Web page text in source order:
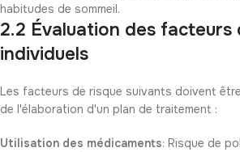
habitudes de sommeil.
2.2 Évaluation des facteurs
individuels
Les facteurs de risque suivants doivent
de l'élaboration d'un plan de traitement :
Utilisation des médicaments: Risque de